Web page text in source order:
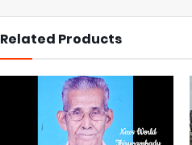
Related Products